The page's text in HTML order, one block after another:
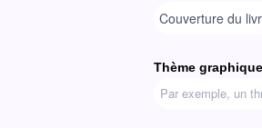
Thème